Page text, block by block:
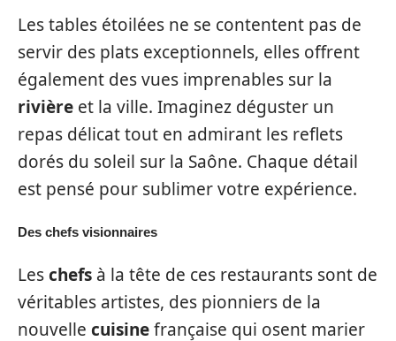
Les tables étoilées ne se contentent pas de
servir des plats exceptionnels, elles offrent
également des vues imprenables sur la
rivière et la ville. Imaginez déguster un
repas délicat tout en admirant les reflets
dorés du soleil sur la Saône. Chaque détail
est pensé pour sublimer votre expérience.
Des chefs visionnaires
Leschefs à la tête de ces restaurants sont de
véritables artistes, des pionniers de la
nouvelle cuisinefrançaise qui osent marier